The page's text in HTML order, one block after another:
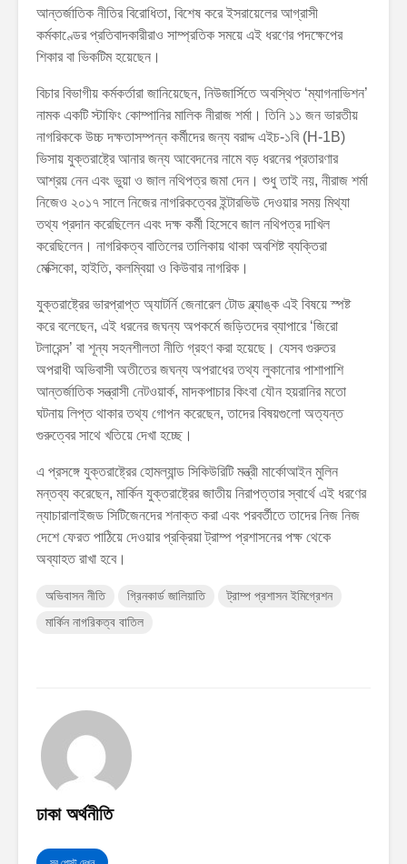
আন্তর্জাতিক নীতির বিরোধিতা, বিশেষ করে ইসরায়েলের আগ্রাসী
কর্মকাণ্ডের প্রতিবাদকারীরাও সাম্প্রতিক সময়ে এই ধরণের পদক্ষেপের
শিকার বা ভিকটিম হয়েছেন।
বিচার বিভাগীয় কর্মকর্তারা জানিয়েছেন, নিউজার্সিতে অবস্থিত ‘ম্যাগনাভিশন’
নামক একটি স্টাফিং কোম্পানির মালিক নীরাজ শর্মা। তিনি ১১ জন ভারতীয়
নাগরিককে উচ্চ দক্ষতাসম্পন্ন কর্মীদের জন্য বরাদ্দ এইচ-১বি (H-1B)
ভিসায় যুক্তরাষ্ট্রে আনার জন্য আবেদনের নামে বড় ধরনের প্রতারণার
আশ্রয় নেন এবং ভুয়া ও জাল নথিপত্র জমা দেন। শুধু তাই নয়, নীরাজ শর্মা
নিজেও ২০১৭ সালে নিজের নাগরিকত্বের ইন্টারভিউ দেওয়ার সময় মিথ্যা
তথ্য প্রদান করেছিলেন এবং দক্ষ কর্মী হিসেবে জাল নথিপত্র দাখিল
করেছিলেন। নাগরিকত্ব বাতিলের তালিকায় থাকা অবশিষ্ট ব্যক্তিরা
মেক্সিকো, হাইতি, কলম্বিয়া ও কিউবার নাগরিক।
যুক্তরাষ্ট্রের ভারপ্রাপ্ত অ্যাটর্নি জেনারেল টোড ব্ল্যাঙ্ক এই বিষয়ে স্পষ্ট
করে বলেছেন, এই ধরনের জঘন্য অপকর্মে জড়িতদের ব্যাপারে ‘জিরো
টলারেন্স’ বা শূন্য সহনশীলতা নীতি গ্রহণ করা হয়েছে। যেসব গুরুতর
অপরাধী অভিবাসী অতীতের জঘন্য অপরাধের তথ্য লুকানোর পাশাপাশি
আন্তর্জাতিক সন্ত্রাসী নেটওয়ার্ক, মাদকপাচার কিংবা যৌন হয়রানির মতো
ঘটনায় লিপ্ত থাকার তথ্য গোপন করেছেন, তাদের বিষয়গুলো অত্যন্ত
গুরুত্বের সাথে খতিয়ে দেখা হচ্ছে।
এ প্রসঙ্গে যুক্তরাষ্ট্রের হোমল্যান্ড সিকিউরিটি মন্ত্রী মার্কোআইন মুলিন
মন্তব্য করেছেন, মার্কিন যুক্তরাষ্ট্রের জাতীয় নিরাপত্তার স্বার্থে এই ধরণের
ন্যাচারালাইজড সিটিজেনদের শনাক্ত করা এবং পরবর্তীতে তাদের নিজ নিজ
দেশে ফেরত পাঠিয়ে দেওয়ার প্রক্রিয়া ট্রাম্প প্রশাসনের পক্ষ থেকে
অব্যাহত রাখা হবে।
অভিবাসন নীতি গ্রিনকার্ড জালিয়াতি
ট্রাম্প প্রশাসন ইমিগ্রেশন
মার্কিন নাগরিকত্ব বাতিল
ঢাকা অর্থনীতি